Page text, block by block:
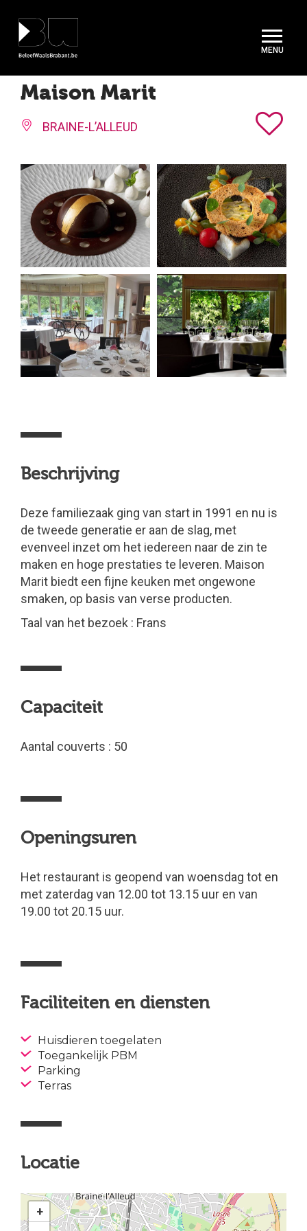
Maison Marit
BRAINE-L’ALLEUD
Beschrijving
Deze familiezaak ging van start in 1991 en nu is
de tweede generatie er aan de slag, met
evenveel inzet om het iedereen naar de zin te
maken en hoge prestaties te leveren. Maison
Marit biedt een fijne keuken met ongewone
smaken, op basis van verse producten.
Taal van het bezoek : Frans
Capaciteit
Aantal couverts : 50
Openingsuren
Het restaurant is geopend van woensdag tot en
met zaterdag van 12.00 tot 13.15 uur en van
19.00 tot 20.15 uur.
Faciliteiten en diensten
Huisdieren toegelaten
Toegankelijk PBM
Parking
Terras
Locatie
+